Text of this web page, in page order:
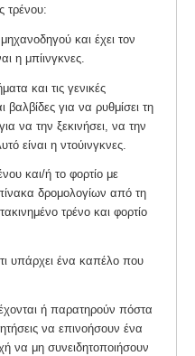
τρένου:
και έχει τον
η μπίινγκνες.
και τις γενικές
βαλβίδες για να ρυθμίσει τη
να την ξεκινήσει, να την
είναι η ντούινγκνες.
και/ή το φορτίο με
δρομολογίων από τη
τρένο και φορτίο
υπάρχει ένα καπέλο που
ή παρατηρούν πόστα
να επινοήσουν ένα
να μη συνειδητοποιήσουν